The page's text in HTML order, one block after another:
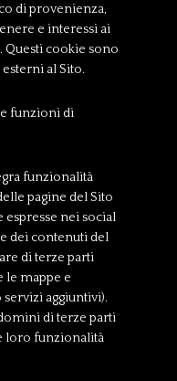
di provenienza,
e interessi ai
Questi cookie sono
al Sito.
funzioni di
funzionalità
pagine del Sito
nei social
dei contenuti del
di terze parti
le mappe e
aggiuntivi).
di terze parti
loro funzionalità